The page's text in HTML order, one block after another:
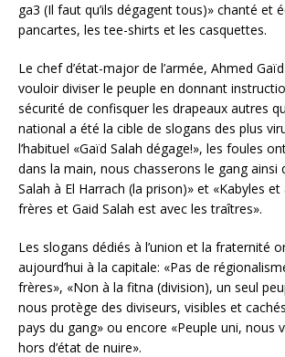
ga3 (Il faut qu’ils dégagent tous)» chanté et
pancartes, les tee-shirts et les casquettes.
Le chef d’état-major de l’armée, Ahmed
vouloir diviser le peuple en donnant
sécurité de confisquer les drapeaux autres
national a été la cible de slogans des plus
l’habituel «Gaïd Salah dégage!», les foules
dans la main, nous chasserons le gang ainsi
Salah à El Harrach (la prison)» et «Kabyles
frères et Gaid Salah est avec les traîtres».
Les slogans dédiés à l’union et la fraternité
aujourd’hui à la capitale: «Pas de
frères», «Non à la fitna (division), un seul
nous protège des diviseurs, visibles et
pays du gang» ou encore «Peuple uni, nous
hors d’état de nuire».